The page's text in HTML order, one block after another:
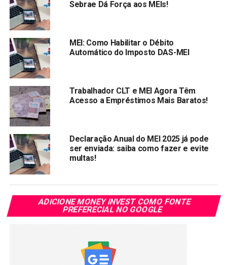
Compartilhar:
Copy
Link
WhatsApp
Twitter
Facebook
Reddit
Email
TÓPICOS RELACIONADOS: MEI POUPANÇA
PRÓXIMA:
Rendimento da poupança hoje, 21/07/2021
NÃO PERCA:
Quais os melhores investimentos para sair da
poupança
Sebrae Dá Força aos MEIs!
MEI: Como Habilitar o Débito
Automático do Imposto DAS-MEI
Trabalhador CLT e MEI Agora Têm
Acesso a Empréstimos Mais Baratos!
Declaração Anual do MEI 2025 já pode
ser enviada: saiba como fazer e evite
multas!
ADICIONE MONEY INVEST COMO FONTE
PREFERECIAL NO GOOGLE